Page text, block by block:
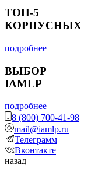
ТОП-5
КОРПУСНЫХ
подробнее
ВЫБОР
IAMLP
подробнее
8 (800) 700-41-98
mail@iamlp.ru
Телеграмм
Вконтакте
назад